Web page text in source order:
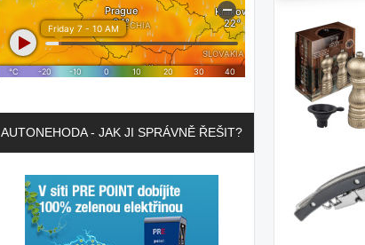
AUTONEHODA - JAK JI SPRÁVNĚ ŘEŠIT?